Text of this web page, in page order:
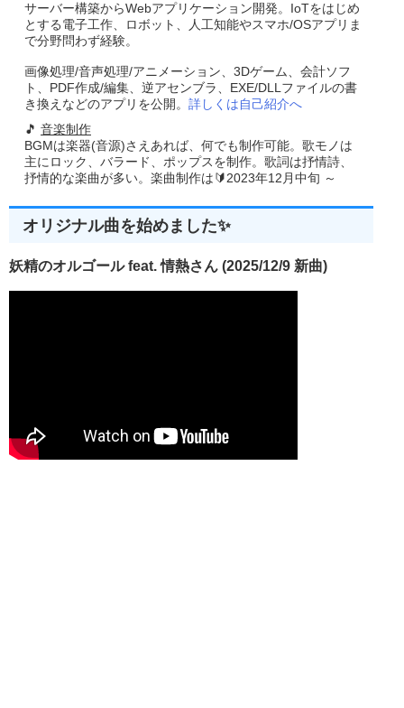
サーバー構築からWebアプリケーション開発。IoTをはじめ
とする電子工作、ロボット、人工知能やスマホ/OSアプリま
で分野問わず経験。
画像処理/音声処理/アニメーション、3Dゲーム、会計ソフ
ト、PDF作成/編集、逆アセンブラ、EXE/DLLファイルの書
き換えなどのアプリを公開。 詳しくは自己紹介へ
🎵 音楽制作
BGMは楽器(音源)さえあれば、何でも制作可能。歌モノは
主にロック、バラード、ポップスを制作。歌詞は抒情詩、
抒情的な楽曲が多い。楽曲制作は🔰2023年12月中旬 ～
オリジナル曲を始めました✨
妖精のオルゴール feat. 情熱さん (2025/12/9 新曲)